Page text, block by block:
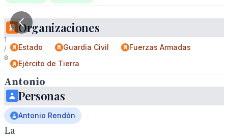
1
/
8
Antonio
Rendón
.
La
Organizaciones
Estado Guardia Civil
Fuerzas Armadas
Ejército de Tierra
Personas
Antonio Rendón